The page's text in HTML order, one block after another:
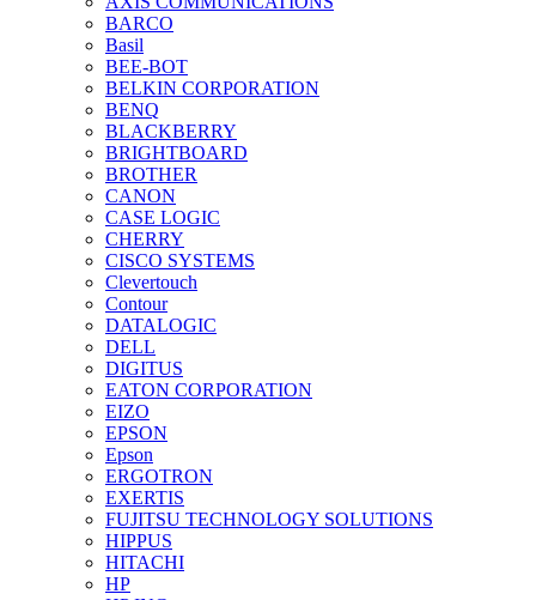
BARCO
Basil
BEE-BOT
BELKIN CORPORATION
BENQ
BLACKBERRY
BRIGHTBOARD
BROTHER
CANON
CASE LOGIC
CHERRY
CISCO SYSTEMS
Clevertouch
Contour
DATALOGIC
DELL
DIGITUS
EATON CORPORATION
EIZO
EPSON
Epson
ERGOTRON
EXERTIS
FUJITSU TECHNOLOGY SOLUTIONS
HIPPUS
HITACHI
HP